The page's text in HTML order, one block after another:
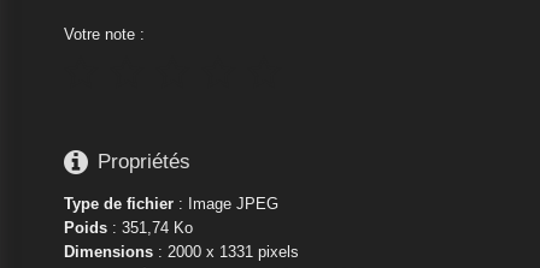
Votre note :
 Propriétés
Type de fichier: Image JPEG
Poids: 351,74 Ko
Dimensions: 2000 x 1331 pixels